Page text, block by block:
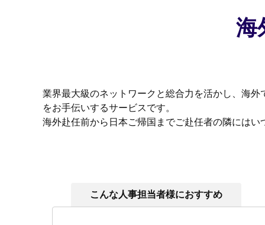
海
業界最大級のネットワークと総合力を活かし、海
をお手伝いするサービスです。
海外赴任前から日本ご帰国までご赴任者の隣にはい
こんな人事担当者様におすすめ